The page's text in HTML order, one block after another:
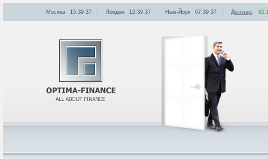
Москва 15:39 37 Лондон 12:39 37 Нью-Йорк 07:39 37 Доллар: